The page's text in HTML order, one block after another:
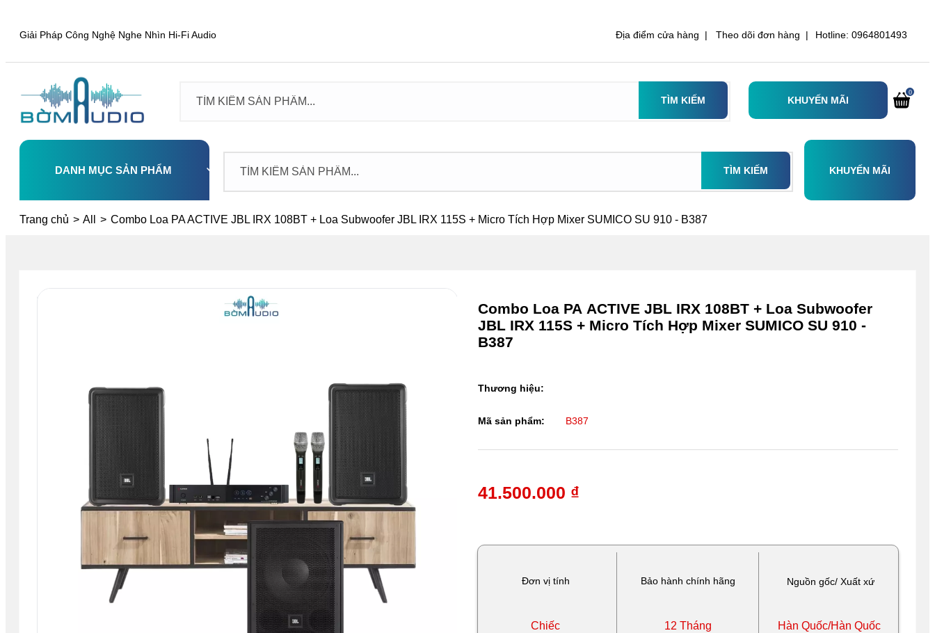
Giải Pháp Công Nghệ Nghe Nhìn Hi-Fi Audio Địa điểm cửa hàng | Theo dõi đơn hàng | Hotline: 0964801493
TÌM KIẾM KHUYẾN MÃI
0
DANH MỤC SẢN PHẨM
Select TÌM KIẾM KHUYẾN MÃI
Trang chủ > All > Combo Loa PA ACTIVE JBL IRX 108BT + Loa Subwoofer JBL IRX 115S + Micro Tích Hợp Mixer SUMICO SU 910 - B387
Đơn vị tính Bảo hành chính hãng Nguồn gốc/ Xuất xứ
Chiếc 12 Tháng Hàn Quốc/Hàn Quốc
Combo Loa PA ACTIVE JBL IRX 108BT + Loa Subwoofer
JBL IRX 115S + Micro Tích Hợp Mixer SUMICO SU 910 -
B387
41.500.000 ₫
Thương hiệu:
Mã sản phẩm: B387